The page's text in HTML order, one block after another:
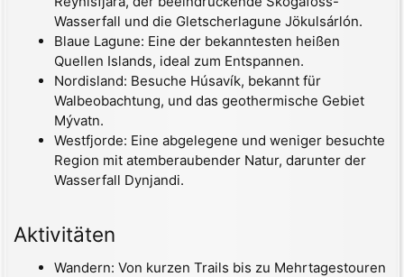
Wasserfall und die Gletscherlagune Jökulsárlón.
Blaue Lagune: Eine der bekanntesten heißen
Quellen Islands, ideal zum Entspannen.
Nordisland: Besuche Húsavík, bekannt für
Walbeobachtung, und das geothermische Gebiet
Mývatn.
Westfjorde: Eine abgelegene und weniger besuchte
Region mit atemberaubender Natur, darunter der
Wasserfall Dynjandi.
Aktivitäten
Wandern: Von kurzen Trails bis zu Mehrtagestouren